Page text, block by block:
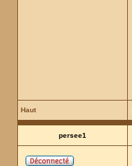
Haut
persee1